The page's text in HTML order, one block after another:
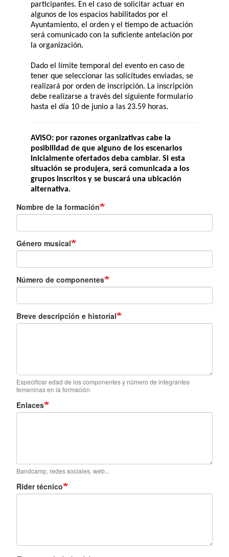
participantes. En el caso de solicitar actuar en
algunos de los espacios habilitados por el
Ayuntamiento, el orden y el tiempo de actuación
será comunicado con la suficiente antelación por
la organización.
Dado el límite temporal del evento en caso de
tener que seleccionar las solicitudes enviadas, se
realizará por orden de inscripción. La inscripción
debe realizarse a través del siguiente formulario
hasta el día 10 de junio a las 23.59 horas.
AVISO: por razones organizativas cabe la
posibilidad de que alguno de los escenarios
inicialmente ofertados deba cambiar. Si esta
situación se produjera, será comunicada a los
grupos inscritos y se buscará una ubicación
alternativa.
Nombre de la formación
Género musical
Número de componentes
Breve descripción e historial
Especificar edad de los componentes y número de integrantes
femeninas en la formación
Enlaces
Bandcamp, redes sociales, web...
Rider técnico